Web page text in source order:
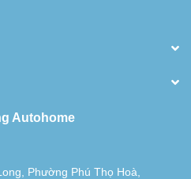
Autohome
Phường Phú Thọ Hoà,